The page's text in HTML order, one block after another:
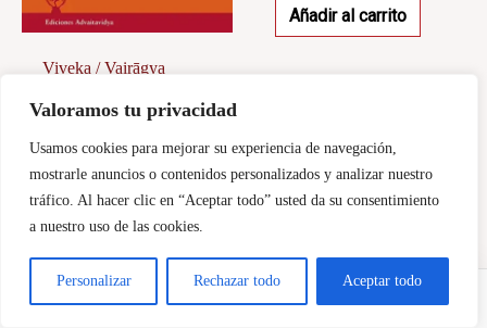
Valoramos tu privacidad
Usamos cookies para mejorar su experiencia de navegación,
mostrarle anuncios o contenidos personalizados y analizar nuestro
tráfico. Al hacer clic en “Aceptar todo” usted da su consentimiento
a nuestro uso de las cookies.
Personalizar Rechazar todo Aceptar todo
Viveka / Vairāgya
Añadir al carrito
Añadir al carrito